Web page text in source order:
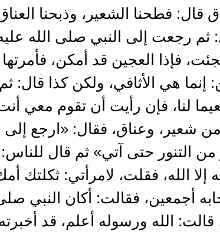
قال: فطحنا الشعير، وذبحنا
ثم رجعت إلى النبي صلى الله
فإذا العجين قد أمكن،
إنما هي الأثافي، ولكن كذا
لنا، فإن رأيت أن تقوم معي
شعير، وعناق، فقال: «ارجع إلى
من التنور حتى آتي» ثم قال
إلا الله، فقلت، لامرأتي:
أجمعين، فقالت: أكان النبي
الله ورسوله أعلم، قد